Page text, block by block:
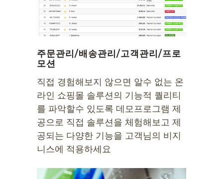
주문관리/배송관리/고객관리/프로
모션
직접 경험해보지 않으면 알수 없는 온
라인 쇼핑몰 솔루션의 기능적 퀄리티
를 파악할수 있도록 데모프로그램 제
공으로 직접 솔루션을 체험해보고 제
공되는 다양한 기능을 고객님의 비지
니스에 적용하세요